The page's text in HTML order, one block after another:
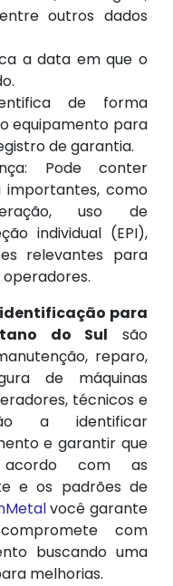
outros dados
a data em que o
de forma
equipamento para
de garantia.
Pode conter
importantes, como
uso de
individual (EPI),
relevantes para
para
do Sul são
reparo,
de máquinas
técnicos e
a identificar
e garantir que
com as
e os padrões de
você garante
com
buscando uma
melhorias.